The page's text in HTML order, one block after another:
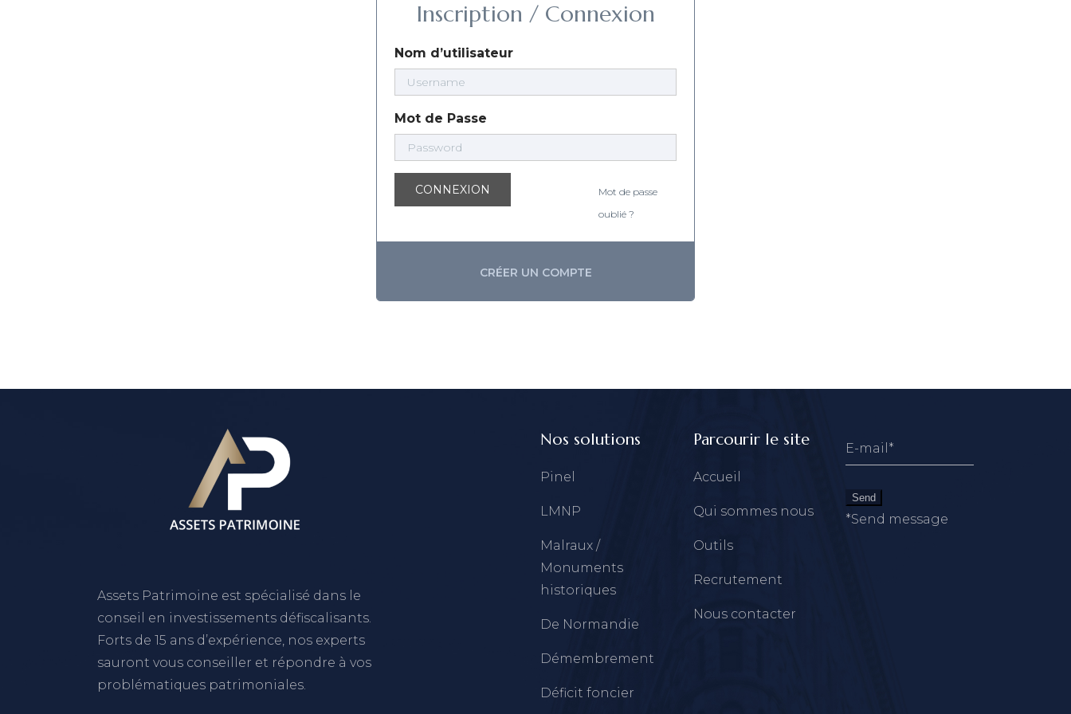
Inscription / Connexion
Nom d’utilisateur
Mot de Passe
CONNEXION
Mot de passe
oublié ?
CRÉER UN COMPTE
Assets Patrimoine est spécialisé dans le
conseil en investissements défiscalisants.
Forts de 15 ans d’expérience, nos experts
sauront vous conseiller et répondre à vos
problématiques patrimoniales.
Nos solutions
Pinel
LMNP
Malraux /
Monuments
historiques
De Normandie
Démembrement
Déficit foncier
Parcourir le site
Accueil
Qui sommes nous
Outils
Recrutement
Nous contacter
Send
*Send message